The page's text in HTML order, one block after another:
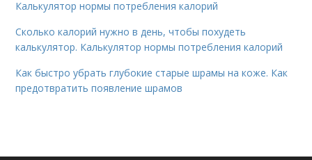
Калькулятор нормы потребления калорий
Сколько калорий нужно в день, чтобы похудеть
калькулятор. Калькулятор нормы потребления калорий
Как быстро убрать глубокие старые шрамы на коже. Как
предотвратить появление шрамов